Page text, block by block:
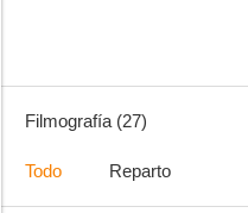
Filmografía (27)
Todo Reparto